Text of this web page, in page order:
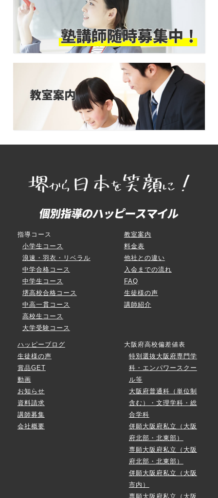
指導コース
小学生コース
浪速・羽衣・リベラル
中学合格コース
中学生コース
堺高校合格コース
中高一貫コース
高校生コース
大学受験コース
教室案内
料金表
他社との違い
入会までの流れ
FAQ
生徒様の声
講師紹介
ハッピーブログ
生徒様の声
賞品GET
動画
お知らせ
資料請求
講師募集
会社概要
大阪府高校偏差値表
特別選抜大阪府専門学
科・エンパワースクー
ル等
大阪府普通科（単位制
含む）・文理学科・総
合学科
併願大阪府私立（大阪
府北部・北東部）
専願大阪府私立（大阪
府北部・北東部）
併願大阪府私立（大阪
市内）
専願大阪府私立（大阪